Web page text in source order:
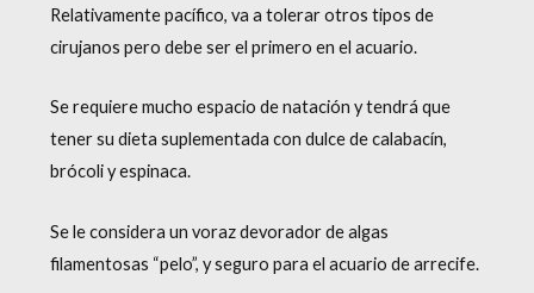
Relativamente pacífico, va a tolerar otros tipos de
cirujanos pero debe ser el primero en el acuario.
Se requiere mucho espacio de natación y tendrá que
tener su dieta suplementada con dulce de calabacín,
brócoli y espinaca.
Se le considera un voraz devorador de algas
filamentosas “pelo”, y seguro para el acuario de arrecife.